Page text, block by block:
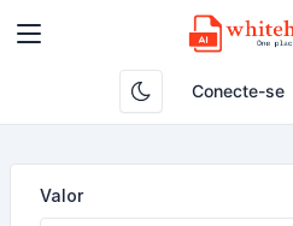
Conecte-se
Valor